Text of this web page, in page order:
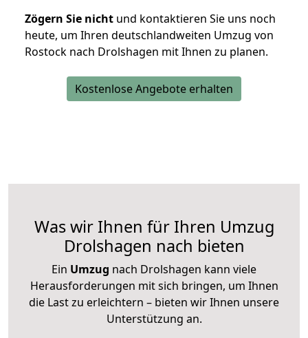
Zögern Sie nicht und kontaktieren Sie uns noch
heute, um Ihren deutschlandweiten Umzug von
Rostock nach Drolshagen mit Ihnen zu planen.
Kostenlose Angebote erhalten
Was wir Ihnen für Ihren Umzug
Drolshagen nach bieten
Ein Umzug nach Drolshagen kann viele
Herausforderungen mit sich bringen, um Ihnen
die Last zu erleichtern – bieten wir Ihnen unsere
Unterstützung an.